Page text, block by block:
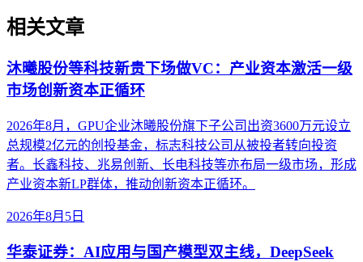
相关文章
沐曦股份等科技新贵下场做VC：产业资本激活一级
市场创新资本正循环
2026年8月，GPU企业沐曦股份旗下子公司出资3600万元设立
总规模2亿元的创投基金，标志科技公司从被投者转向投资
者。长鑫科技、兆易创新、长电科技等亦布局一级市场，形成
产业资本新LP群体，推动创新资本正循环。
2026年8月5日
华泰证券：AI应用与国产模型双主线，DeepSeek